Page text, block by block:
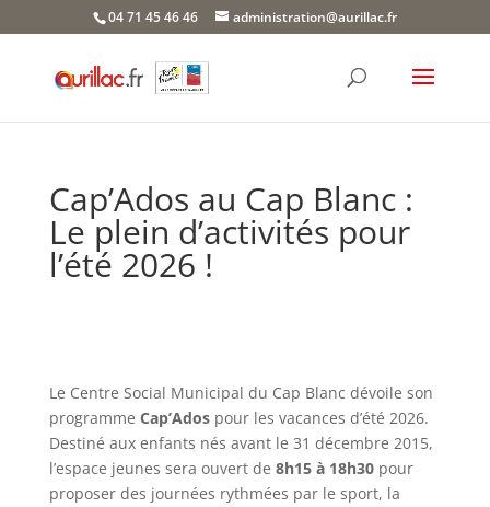
04 71 45 46 46 administration@aurillac.fr
Cap’Ados au Cap Blanc :
Le plein d’activités pour
l’été 2026 !
Le Centre Social Municipal du Cap Blanc dévoile son
programme Cap’Adospour les vacances d’été 2026.
Destiné aux enfants nés avant le 31 décembre 2015,
l’espace jeunes sera ouvert de 8h15 à 18h30pour
proposer des journées rythmées par le sport, la